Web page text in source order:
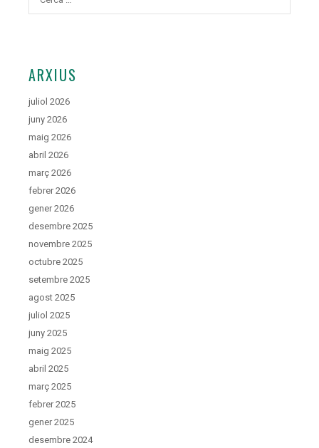
ARXIUS
juliol 2026
juny 2026
maig 2026
abril 2026
març 2026
febrer 2026
gener 2026
desembre 2025
novembre 2025
octubre 2025
setembre 2025
agost 2025
juliol 2025
juny 2025
maig 2025
abril 2025
març 2025
febrer 2025
gener 2025
desembre 2024